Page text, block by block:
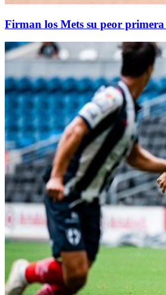
Firman los Mets su peor